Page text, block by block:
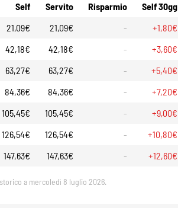
Self Servito Risparmio Self 30gg
21,09€ 21,09€ - +1,80€
42,18€ 42,18€ - +3,60€
63,27€ 63,27€ - +5,40€
84,36€ 84,36€ - +7,20€
105,45€ 105,45€ - +9,00€
126,54€ 126,54€ - +10,80€
147,63€ 147,63€ - +12,60€
a mercoledì 8 luglio 2026.